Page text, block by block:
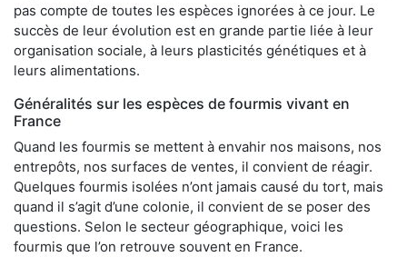
pas compte de toutes les espèces ignorées à ce jour. Le
succès de leur évolution est en grande partie liée à leur
organisation sociale, à leurs plasticités génétiques et à
leurs alimentations.
Généralités sur les espèces de fourmis vivant en
France
Quand les fourmis se mettent à envahir nos maisons, nos
entrepôts, nos surfaces de ventes, il convient de réagir.
Quelques fourmis isolées n’ont jamais causé du tort, mais
quand il s’agit d’une colonie, il convient de se poser des
questions. Selon le secteur géographique, voici les
fourmis que l’on retrouve souvent en France.